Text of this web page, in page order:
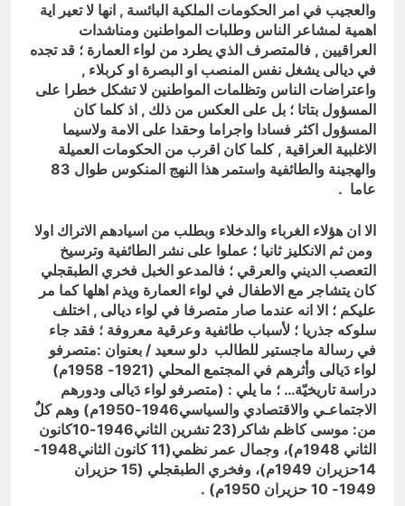
والعجيب في امر الحكومات الملكية البائسة , انها لا تعير اية
اهمية لمشاعر الناس وطلبات المواطنين ومناشدات
العراقيين , فالمتصرف الذي يطرد من لواء العمارة ؛ قد تجده
في ديالى يشغل نفس المنصب او البصرة او كربلاء ,
واعتراضات الناس وتظلمات المواطنين لا تشكل خطرا على
المسؤول بتاتا ؛ بل على العكس من ذلك , اذ كلما كان
المسؤول اكثر فسادا واجراما وحقدا على الامة ولاسيما
الاغلبية العراقية , كلما كان اقرب من الحكومات العميلة
والهجينة والطائفية واستمر هذا النهج المنكوس طوال 83
عاما .
الا ان هؤلاء الغرباء والدخلاء وبطلب من اسيادهم الاتراك اولا
ومن ثم الانكليز ثانيا ؛ عملوا على نشر الطائفية وترسيخ
التعصب الديني والعرقي ؛ فالمدعو الخبل فخري الطبقجلي
كان يتشاجر مع الاطفال في لواء العمارة ويذم اهلها كما مر
عليكم ؛ الا انه عندما صار متصرفا في لواء ديالى , اختلف
سلوكه جذريا ؛ لأسباب طائفية وعرقية معروفة ؛ فقد جاء
في رسالة ماجستير للطالب دلو سعيد / بعنوان :متصرفو
لواء دَيالى وأثرهم في المجتمع المحلي (1921- 1958م)
دراسة تاريخيّة… ؛ ما يلي : (متصرفو لواء دَيالى ودورهم
الاجتماعـي والاقتصادي والسياسي1946-1950م) وهم كلٌ
من: موسى كاظم شاكر(23 تشرين الثاني1946-10كانون
الثاني 1948م)، وجمال عمر نظمي(11 كانون الثاني1948-
14حزيران 1949م)، وفخري الطبقجلي (15 حزيران
1949- 10 حزيران 1950م) .